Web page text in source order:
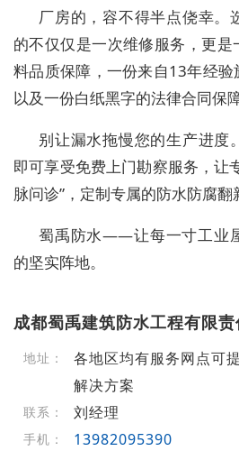
厂房的，容不得半点侥幸。
的不仅仅是一次维修服务，更是
料品质保障 ，一份来自13年经验
以及一份白纸黑字的法律合同保
别让漏水拖慢您的生产进度
即可享受免费上门勘察服务，让
脉问诊”，定制专属的防水防腐翻
蜀禹防水——让每一寸工业
的坚实阵地。
成都蜀禹建筑防水工程有限责
地址：
各地区均有服务网点可
解决方案
联系： 刘经理
手机： 13982095390